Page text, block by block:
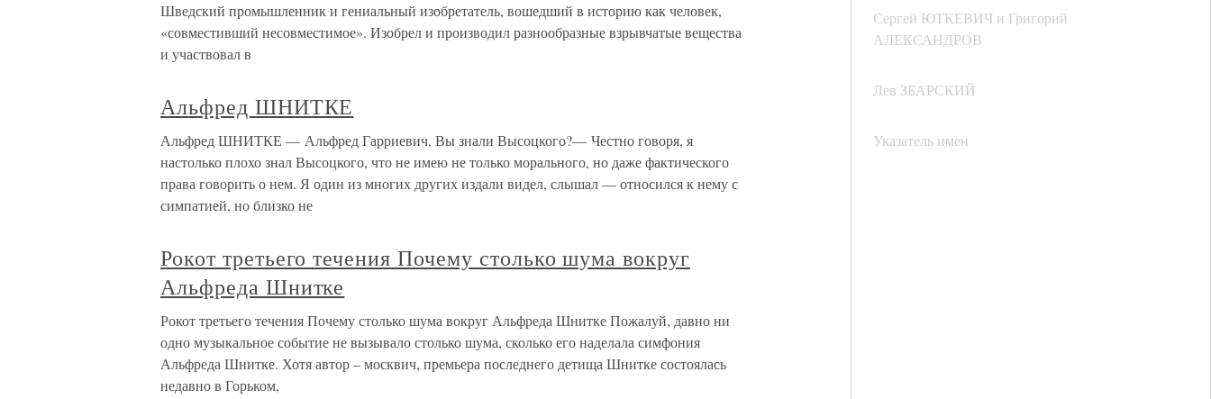
Сергей ЮТКЕВИЧ и Григорий
АЛЕКСАНДРОВ
Лев ЗБАРСКИЙ
Указатель имен
Шведский промышленник и гениальный изобретатель, вошедший в историю как человек,
«совместивший несовместимое». Изобрел и производил разнообразные взрывчатые вещества
и участвовал в
Альфред ШНИТКЕ
Альфред ШНИТКЕ — Альфред Гарриевич, Вы знали Высоцкого?— Честно говоря, я
настолько плохо знал Высоцкого, что не имею не только морального, но даже фактического
права говорить о нем. Я один из многих других издали видел, слышал — относился к нему с
симпатией, но близко не
Рокот третьего течения Почему столько шума вокруг
Альфреда Шнитке
Рокот третьего течения Почему столько шума вокруг Альфреда Шнитке Пожалуй, давно ни
одно музыкальное событие не вызывало столько шума, сколько его наделала симфония
Альфреда Шнитке. Хотя автор – москвич, премьера последнего детища Шнитке состоялась
недавно в Горьком,